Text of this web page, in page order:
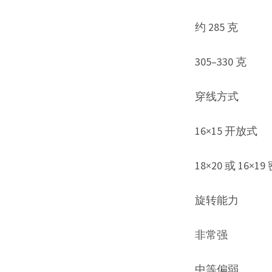
约 285 克
305–330 克
穿线方式
16×15 开放式
18×20 或 16×19
旋转能力
非常强